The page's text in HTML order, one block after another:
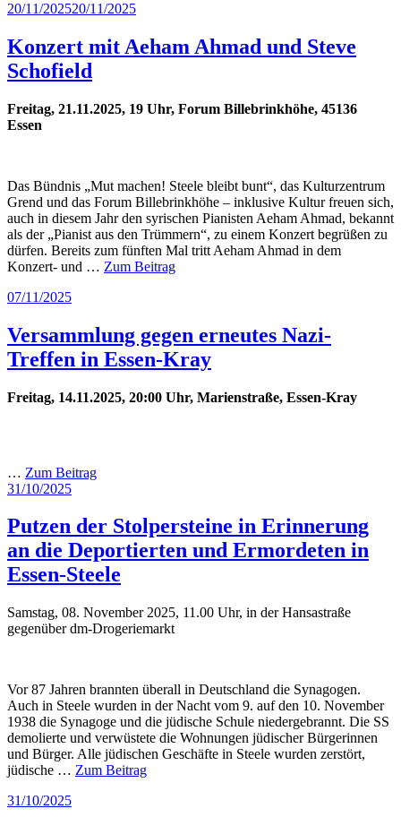
Veröffentlicht
20/11/202520/11/2025
Konzert mit Aeham Ahmad und Steve
Schofield
Freitag, 21.11.2025, 19 Uhr, Forum Billebrinkhöhe, 45136
Essen
Das Bündnis „Mut machen! Steele bleibt bunt“, das Kulturzentrum
Grend und das Forum Billebrinkhöhe – inklusive Kultur freuen sich,
auch in diesem Jahr den syrischen Pianisten Aeham Ahmad, bekannt
als der „Pianist aus den Trümmern“, zu einem Konzert begrüßen zu
dürfen. Bereits zum fünften Mal tritt Aeham Ahmad in dem
Konzert- und … Zum Beitrag
Veröffentlicht
07/11/2025
Versammlung gegen erneutes Nazi-
Treffen in Essen-Kray
Freitag, 14.11.2025, 20:00 Uhr, Marienstraße, Essen-Kray
… Zum Beitrag
Veröffentlicht
31/10/2025
Putzen der Stolpersteine in Erinnerung
an die Deportierten und Ermordeten in
Essen-Steele
Samstag, 08. November 2025, 11.00 Uhr, in der Hansastraße
gegenüber dm-Drogeriemarkt
Vor 87 Jahren brannten überall in Deutschland die Synagogen.
Auch in Steele wurden in der Nacht vom 9. auf den 10. November
1938 die Synagoge und die jüdische Schule niedergebrannt. Die SS
demolierte und verwüstete die Wohnungen jüdischer Bürgerinnen
und Bürger. Alle jüdischen Geschäfte in Steele wurden zerstört,
jüdische … Zum Beitrag
Veröffentlicht
31/10/2025